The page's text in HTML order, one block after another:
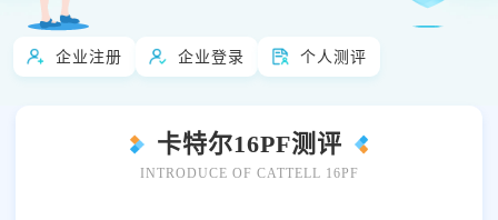
企业注册 企业登录 个人测评
卡特尔16PF测评
INTRODUCE OF CATTELL 16PF